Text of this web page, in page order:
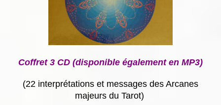
Coffret 3 CD (disponible également en MP3)
(22 interprétations et messages des Arcanes
majeurs du Tarot)